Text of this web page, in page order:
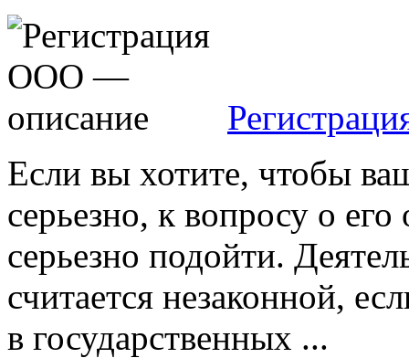
Если вы хотите, чтобы
серьезно, к вопросу о
серьезно подойти.
считается незаконной,
в государственных ...